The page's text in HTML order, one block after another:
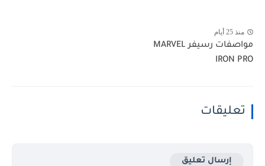
منذ 25 أيام
مواصفات رسيفر MARVEL
IRON PRO
تعليقات
إرسال تعليق